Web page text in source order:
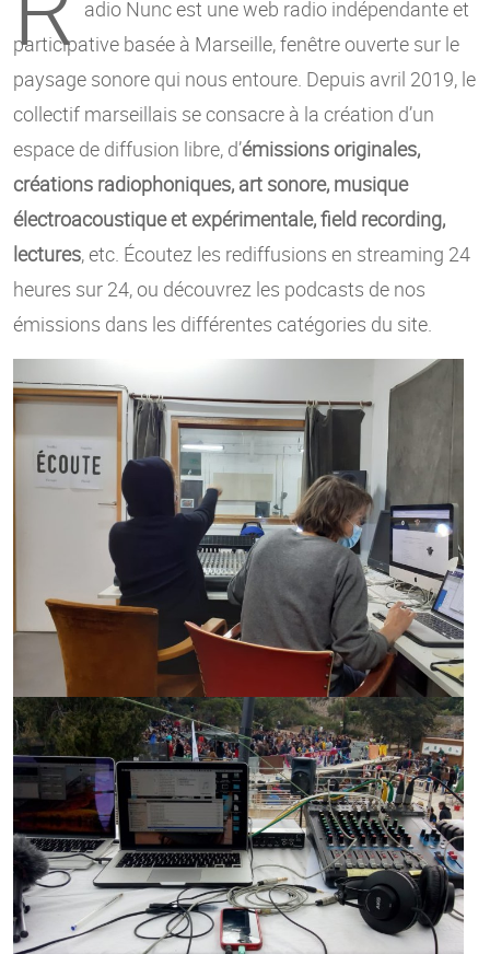
adio Nunc est une web radio indépendante et
participative basée à Marseille, fenêtre ouverte sur le
paysage sonore qui nous entoure. Depuis avril 2019, le
collectif marseillais se consacre à la création d’un
espace de diffusion libre, d’émissions originales,
créations radiophoniques, art sonore, musique
électroacoustique et expérimentale, field recording,
lectures, etc. Écoutez les rediffusions en streaming 24
heures sur 24, ou découvrez les podcasts de nos
émissions dans les différentes catégories du site.